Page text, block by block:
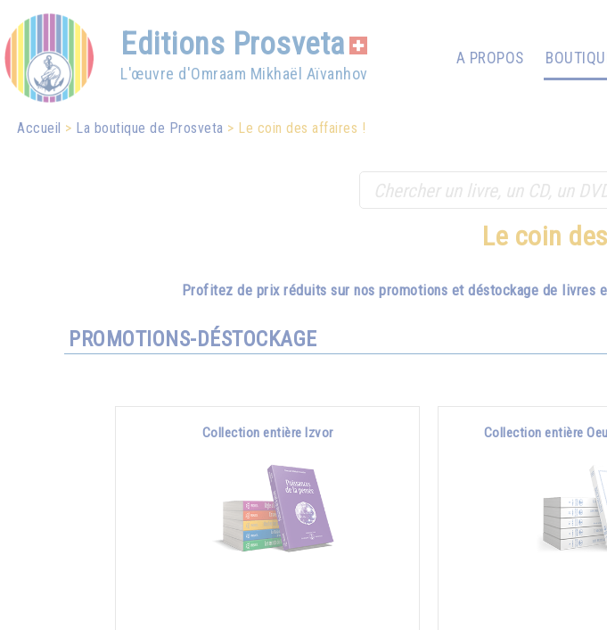
Editions Prosveta
L'œuvre d'Omraam Mikhaël Aïvanhov
A PROPOS
Accueil La boutique de Prosveta Le coin des affaires !
Le coin
Profitez de prix réduits sur nos promotions et déstockage de livres
PROMOTIONS-DÉSTOCKAGE
Collection entière Izvor Collection entière